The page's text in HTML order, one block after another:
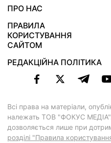
ПРО НАС
ПРАВИЛА
КОРИСТУВАННЯ
САЙТОМ
РЕДАКЦІЙНА ПОЛІТИКА
Всі права на матеріали,
належать ТОВ "ФОКУС МЕДІА".
дозволяється лише при
розділі "Правила